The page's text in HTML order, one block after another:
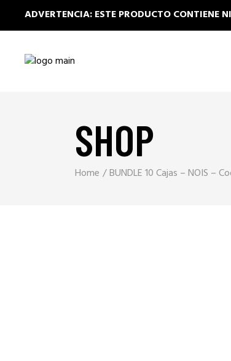
ADVERTENCIA: ESTE PRODUCTO
SHOP
Home BUNDLE 10 Cajas – NOIS –